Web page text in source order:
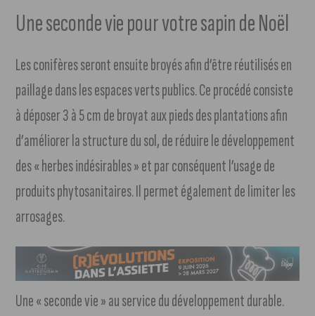
Une seconde vie pour votre sapin de Noël
Les conifères seront ensuite broyés afin d’être réutilisés en
paillage dans les espaces verts publics. Ce procédé consiste
à déposer 3 à 5 cm de broyat aux pieds des plantations afin
d’améliorer la structure du sol, de réduire le développement
des « herbes indésirables » et par conséquent l’usage de
produits phytosanitaires. Il permet également de limiter les
arrosages.
Une « seconde vie » au service du développement durable.